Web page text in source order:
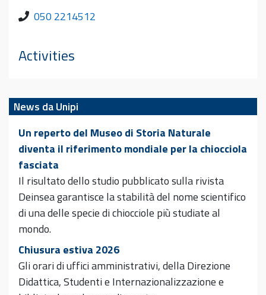
050 2214512
Activities
News da Unipi
Un reperto del Museo di Storia Naturale
diventa il riferimento mondiale per la chiocciola
fasciata
Il risultato dello studio pubblicato sulla rivista
Deinsea garantisce la stabilità del nome scientifico
di una delle specie di chiocciole più studiate al
mondo.
Chiusura estiva 2026
Gli orari di uffici amministrativi, della Direzione
Didattica, Studenti e Internazionalizzazione e